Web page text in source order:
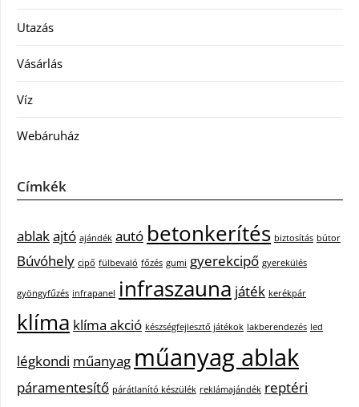
Utazás
Vásárlás
Víz
Webáruház
Címkék
ablakajtó ajándék autó betonkerítés biztosítás bútor
Búvóhely cipő fülbevaló főzés gumi gyerekcipő gyerekülés
gyöngyfűzés infrapanel infraszauna játék kerékpár
klíma klíma akció készségfejlesztő játékok lakberendezés led
légkondi műanyag műanyag ablak
páramentesítő párátlanító készülék reklámajándék reptéri